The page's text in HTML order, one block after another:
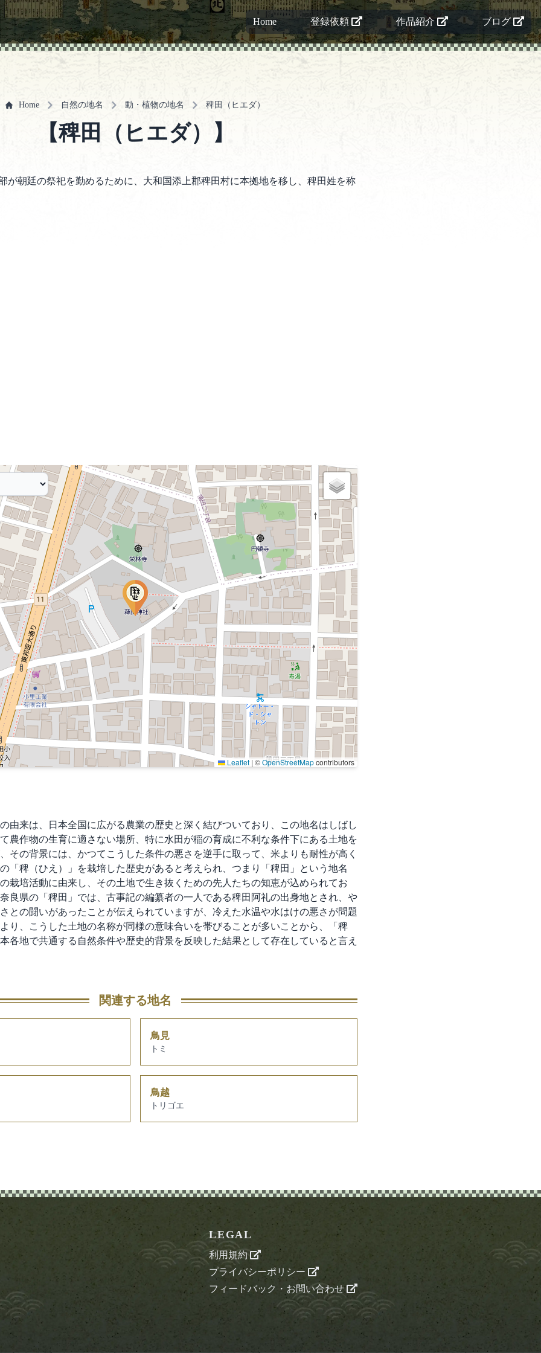
Home 登録依頼 作品紹介 ブログ
Home 自然の地名 動・植物の地名 稗田（ヒエダ）
【稗田（ヒエダ）】
が朝廷の祭祀を勤めるために、大和国添上郡稗田村に本拠地を移し、稗田姓を称
Leaflet | ©OpenStreetMapcontributors
由来は、日本全国に広がる農業の歴史と深く結びついており、この地名はしばし
農作物の生育に適さない場所、特に水田が稲の育成に不利な条件下にある土地を
その背景には、かつてこうした条件の悪さを逆手に取って、米よりも耐性が高く
「稗（ひえ）」を栽培した歴史があると考えられ、つまり「稗田」という地名
栽培活動に由来し、その土地で生き抜くための先人たちの知恵が込められてお
良県の「稗田」では、古事記の編纂者の一人である稗田阿礼の出身地とされ、や
との闘いがあったことが伝えられていますが、冷えた水温や水はけの悪さが問題
り、こうした土地の名称が同様の意味合いを帯びることが多いことから、「稗
各地で共通する自然条件や歴史的背景を反映した結果として存在していると言え
関連する地名
鳥見
トミ
鳥越
トリゴエ
LEGAL
利用規約
プライバシーポリシー
フィードバック・お問い合わせ